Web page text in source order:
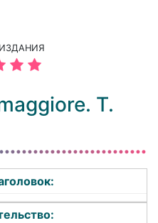
T.